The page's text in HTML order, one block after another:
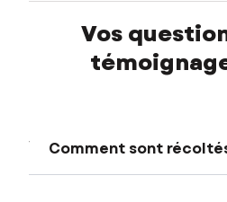
Vos
Comment sont